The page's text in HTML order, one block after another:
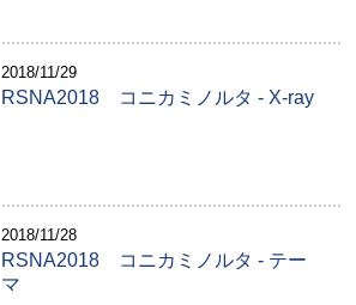
2018/11/29
RSNA2018 コニカミノルタ - X-ray
2018/11/28
RSNA2018 コニカミノルタ - テー
マ